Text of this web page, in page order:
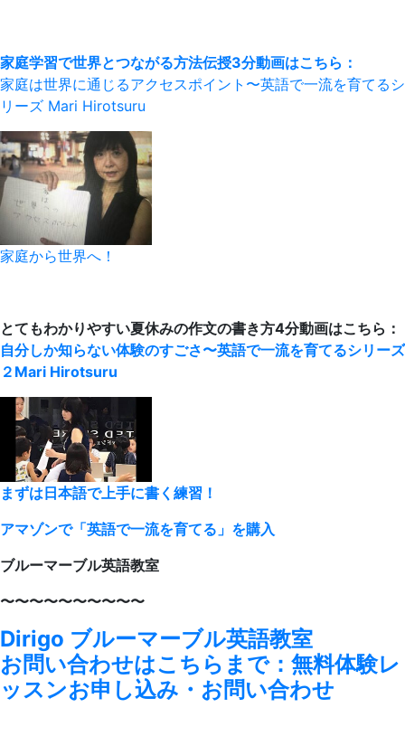
家庭学習で世界とつながる方法伝授3分動画はこちら：
家庭は世界に通じるアクセスポイント〜英語で一流を育てるシ
リーズ Mari Hirotsuru
家庭から世界へ！
とてもわかりやすい夏休みの作文の書き方4分動画はこちら：
自分しか知らない体験のすごさ〜英語で一流を育てるシリーズ
２ Mari Hirotsuru
まずは日本語で上手に書く練習！
アマゾンで「英語で一流を育てる」を購入
ブルーマーブル英語教室
〜〜〜〜〜〜〜〜〜〜
Dirigo ブルーマーブル英語教室
お問い合わせはこちらまで：無料体験レ
ッスンお申し込み・お問い合わせ